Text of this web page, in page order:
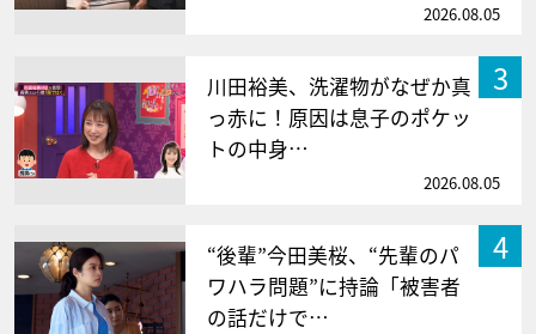
2026.08.05
3
川田裕美、洗濯物がなぜか真
っ赤に！原因は息子のポケッ
トの中身…
2026.08.05
4
“後輩”今田美桜、“先輩のパ
ワハラ問題”に持論「被害者
の話だけで…